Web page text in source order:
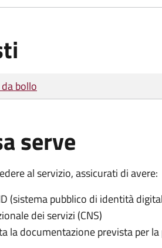
bollo
serve
al servizio, assicurati di avere:
(sistema pubblico di identità
dei servizi (CNS)
la documentazione prevista per